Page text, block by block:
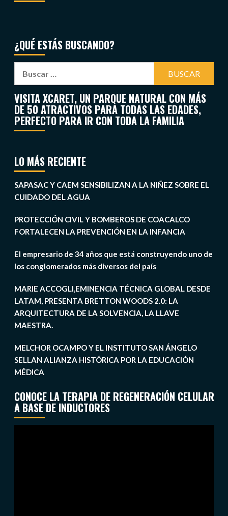
¿QUÉ ESTÁS BUSCANDO?
VISITA XCARET, UN PARQUE NATURAL CON MÁS
DE 50 ATRACTIVOS PARA TODAS LAS EDADES,
PERFECTO PARA IR CON TODA LA FAMILIA
LO MÁS RECIENTE
SAPASAC Y CAEM SENSIBILIZAN A LA NIÑEZ SOBRE EL
CUIDADO DEL AGUA
PROTECCIÓN CIVIL Y BOMBEROS DE COACALCO
FORTALECEN LA PREVENCIÓN EN LA INFANCIA
El empresario de 34 años que está construyendo uno de
los conglomerados más diversos del país
MARIE ACCOGLI,EMINENCIA TÉCNICA GLOBAL DESDE
LATAM, PRESENTA BRETTON WOODS 2.0: LA
ARQUITECTURA DE LA SOLVENCIA, LA LLAVE
MAESTRA.
MELCHOR OCAMPO Y EL INSTITUTO SAN ÁNGELO
SELLAN ALIANZA HISTÓRICA POR LA EDUCACIÓN
MÉDICA
CONOCE LA TERAPIA DE REGENERACIÓN CELULAR
A BASE DE INDUCTORES